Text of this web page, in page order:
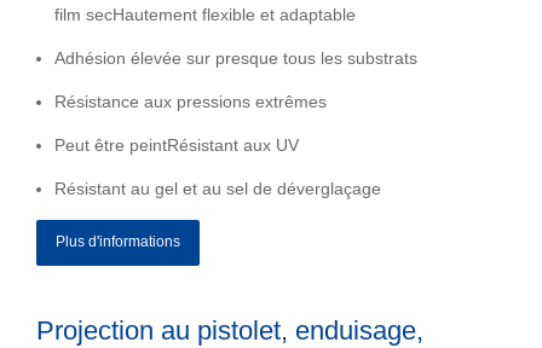
film secHautement flexible et adaptable
Adhésion élevée sur presque tous les substrats
Résistance aux pressions extrêmes
Peut être peintRésistant aux UV
Résistant au gel et au sel de déverglaçage
Plus d'informations
Projection au pistolet, enduisage,